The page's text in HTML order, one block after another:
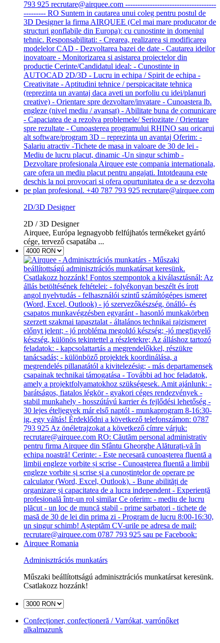
2D/3D Designer
2D / 3D Designer
Airquee, Európa legnagyobb felfújhatós termékeket gyártó
cége, tervező csapatába ...
Adminisztrációs munkatárs
Műszaki beállítottságú adminisztrációs munkatársat keresünk.
Csatlakozz hozzánk!
Confecționer, confecționeră / Varrókat, varrónőket
alkalmazunk